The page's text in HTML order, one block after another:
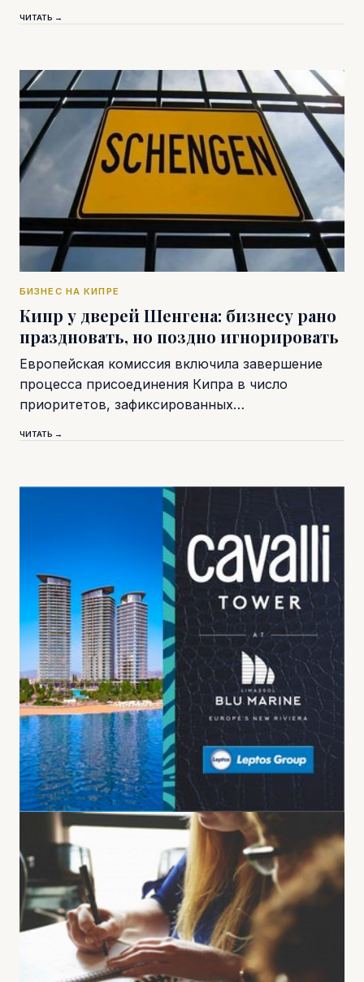
ЧИТАТЬ →
БИЗНЕС НА КИПРЕ
Кипр у дверей Шенгена: бизнесу рано
праздновать, но поздно игнорировать
Европейская комиссия включила завершение
процесса присоединения Кипра в число
приоритетов, зафиксированных…
ЧИТАТЬ →